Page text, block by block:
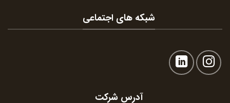
شبکه های اجتماعی
آدرس شرکت